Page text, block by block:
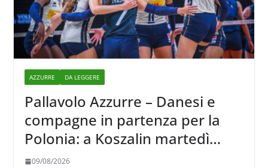
AZZURRE DA LEGGERE
Pallavolo Azzurre – Danesi e
compagne in partenza per la
Polonia: a Koszalin martedì
giocano contro la Francia
09/08/2026